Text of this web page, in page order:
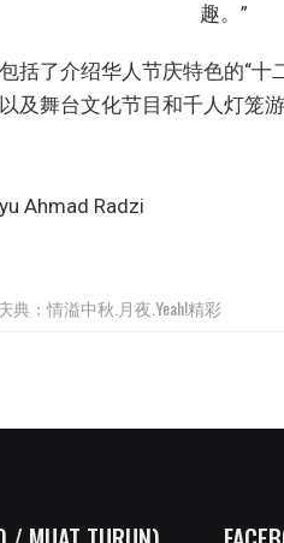
趣。”
括了介绍华人节庆特色的“十
及舞台文化节目和千人灯笼
Ahmad Radzi
典：情溢中秋.月夜.Yeah!精彩